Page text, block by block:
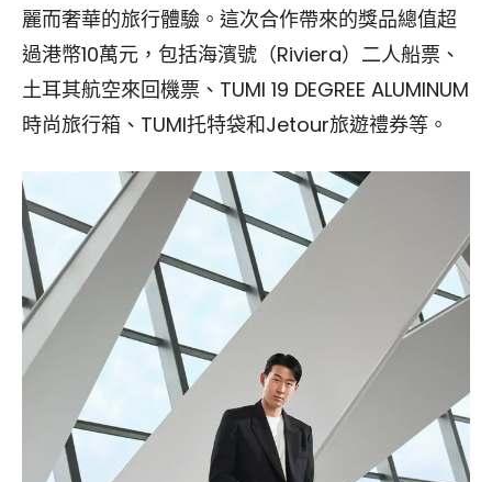
麗而奢華的旅行體驗。這次合作帶來的獎品總值超
過港幣10萬元，包括海濱號（Riviera）二人船票、
土耳其航空來回機票、TUMI 19 DEGREE ALUMINUM
時尚旅行箱、TUMI托特袋和Jetour旅遊禮券等。